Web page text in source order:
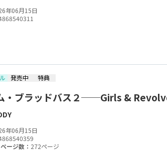
年06月15日
発売中 特典
・ブラッドバス２──Girls &
年06月15日
ページ数： 272ページ